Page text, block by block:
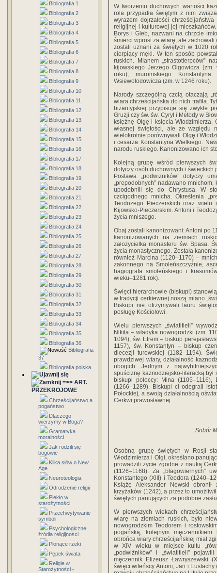
Bibliografia 1
Bibliografia 2
Bibliografia 3
Bibliografia 4
Bibliografia 5
Bibliografia 6
Bibliografia 7
Bibliografia 8
Bibliografia 9
Bibliografia 10
Bibliografia 11
Bibliografia 12
Bibliografia 13
Bibliografia 14
Bibliografia 15
Bibliografia 16
Bibliografia 17
Bibliografia 18
Bibliografia 19
Bibliografia 20
Bibliografia 21
Bibliografia 22
Bibliografia 23
Bibliografia 24
Bibliografia 25
Bibliografia 26
Bibliografia 27
Bibliografia 28
Bibliografia 29
Bibliografia 30
Bibliografia 31
Bibliografia 32
Bibliografia 33
Bibliografia 34
Bibliografia 35
Bibliografia 36
Bibliografia
37
Bibliografia polska
=>> ART.
PRZEKROJOWE
Chrześcijaństwo a
pogaństwo
Dlaczego
wierzymy w Boga?
Gramatyka
moralności
Jak rodzili się
bogowie
Kilka słów o New
Age
Neuroteologia
Odrodzenie religii
Piekło w
starożytności
Przechwytywanie
symboli
Psychologiczne
źródła religijności
Płonące rzeki
Pępek świata
Religie w
Starożytności -
W tworzeniu duchowych wartości
rola przypadła świętym z nim
wyrazem dojrzałości
religijnej i kulturowej jej
Borys i Gleb, nazwani na chrzcie
śmierci wprost za wiarę, ale
zostali uznani za świętych w 1020
cierpiący męki. W ten sposób
ruskich. Mianem „strastotierpców”
kijowskiego Jerzego Olgowicza
roku), muromskiego
Wsiewołodowicza (zm. w 1246 roku).
Narody szczególną czcią otaczają
wiara chrześcijańska do nich trafiła.
bizantyjskiej przypisuje się zwykle
Gruzji czy św. św. Cyryl i Metody w
księżnę Olgę i księcia
własnej świętości, ale ze względu
wielokrotnie porównywali Olgę i
i cesarza Konstantyna Wielkiego.
narodu ruskiego. Kanonizowano ich
Kolejną grupę wśród pierwszych
dotyczy osób duchownych i świeckich
Postawa „podwiżników” dotyczy
„prepodobnych” nadawano
upodobnili się do Chrystusa. W
czcigodnego mnicha. Określenia
Teodozego Pieczerskich oraz wielu
Kijowsko-Pieczerskim. Antoni i
życia mniszego.
Obaj zostali kanonizowani: Antoni po
kanonizowanych na ziemiach
założycielka monasteru św. Spasa.
życia monastycznego. Została
również Marcina (1120–1170) –
zakonnego na Smoleńszczyźnie,
hagiografa smoleńskiego i
wieku–1281 rok).
Święci hierarchowie (biskupi)
w tradycji cerkiewnej noszą miano
Biskupi nie otrzymywali lauru
posługę Kościołowi.
Wielu pierwszych „światitieli”
Nikita – władyka nowogrodzki (zm.
1094), św. Efrem – biskup
1157), św. Konstantyn – biskup
diecezji turowskiej (1182–1194).
prawdziwej wiary, działalność
ubogich. Jednym z
spuściznę kaznodziejsko-literacką był
biskupi połoccy: Mina
(1266–1289). Biskupi ci odegrali
Połockiej, a swoją działalnością
Cerkwi prawosławnej.
Sobór
Osobną grupę świętych w Rosji
Włodzimierza i Olgi, określano
prowadzili życie zgodne z nauką
(1126–1168). Za „błagowiernych”
Konstantego (XIII) i Teodora
Książę Aleksander Newski
krzyżaków (1242), a przez to
świętych panujących za podobne
W pierwszych wiekach
wiarę na ziemiach ruskich, było
nowogrodzkim Teodorem i
pogańską, kolejnym
obrońca wiary chrześcijańskiej miał
w XIV wieku w miejsce kultu
„podwiżników” i „światitieli”
męczennik Elizeusz Ławryszewski
święci wileńscy Antoni, Jan i